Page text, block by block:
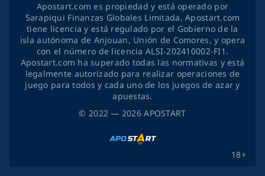
© 2022 — 2026APOSTART
18+
Apostart.com es propiedad y está operado por
Sarapiqui Finanzas Globales Limitada. Apostart.com
tiene licencia y está regulado por el Gobierno de la
isla autónoma de Anjouan, Unión de Comores, y opera
con el número de licencia ALSI-202410002-FI1.
Apostart.com ha superado todas las normativas y está
legalmente autorizado para realizar operaciones de
juego para todos y cada uno de los juegos de azar y
apuestas.